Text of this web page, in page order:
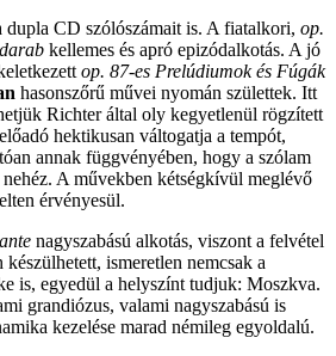
CD szólószámait is. A fiatalkori, op.
kellemes és apró epizódalkotás. A jó
op. 87-es Prelúdiumok és Fúgák
hasonszőrű művei nyomán születtek. Itt
Richter által oly kegyetlenül rögzített
hektikusan váltogatja a tempót,
annak függvényében, hogy a szólam
A művekben kétségkívül meglévő
érvényesül.
nagyszabású alkotás, viszont a felvétel
ismeretlen nemcsak a
is, egyedül a helyszínt tudjuk: Moszkva.
grandiózus, valami nagyszabású is
kezelése marad némileg egyoldalú.